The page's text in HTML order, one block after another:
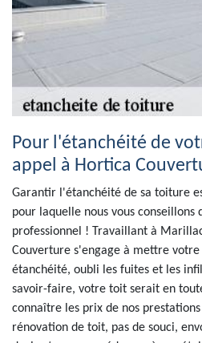
Pour l'étanchéité de
appel à Hortica
Garantir l'étanchéité de sa toiture
pour laquelle nous vous conseillons
professionnel ! Travaillant à
Couverture s'engage à mettre
étanchéité, oubli les fuites et les
savoir-faire, votre toit serait en
connaître les prix de nos
rénovation de toit, pas de souci,